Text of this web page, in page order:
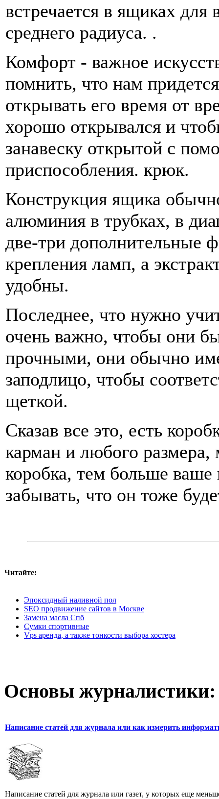
встречается в ящиках
среднего радиуса. .
Комфорт - важное
помнить, что нам
открывать его время от
хорошо открывался и
занавеску открытой с
приспособления. крюк.
Конструкция ящика
алюминия в трубках, в
две-три дополнительные
крепления ламп, а
удобны.
Последнее, что нужно
очень важно, чтобы они
прочными, они обычно
заподлицо, чтобы
щеткой.
Сказав все это, есть
карман и любого размера,
коробка, тем больше ваше
забывать, что он тоже
Читайте:
Эпоксидный наливной пол
SEO продвижение сайтов в Москве
Замена масла Спб
Сумки спортивные
Vps аренда, а также тонкости выбора хостера
Основы журналистики:
Написание статей для журнала или как измерить
Написание статей для журнала или газет, у которых еще